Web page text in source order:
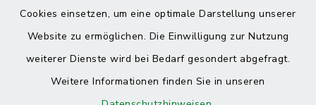
Cookies einsetzen, um eine optimale Darstellung unserer
Website zu ermöglichen. Die Einwilligung zur Nutzung
weiterer Dienste wird bei Bedarf gesondert abgefragt.
Weitere Informationen finden Sie in unseren
Barrierefreiheit